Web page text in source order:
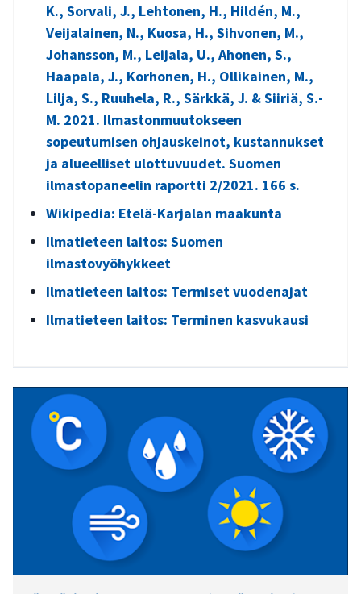
K., Sorvali, J., Lehtonen, H., Hildén, M.,
Veijalainen, N., Kuosa, H., Sihvonen, M.,
Johansson, M., Leijala, U., Ahonen, S.,
Haapala, J., Korhonen, H., Ollikainen, M.,
Lilja, S., Ruuhela, R., Särkkä, J. & Siiriä, S.-
M. 2021. Ilmastonmuutokseen
sopeutumisen ohjauskeinot, kustannukset
ja alueelliset ulottuvuudet. Suomen
ilmastopaneelin raportti 2/2021. 166 s.
Wikipedia: Etelä-Karjalan maakunta
Ilmatieteen laitos: Suomen
ilmastovyöhykkeet
Ilmatieteen laitos: Termiset vuodenajat
Ilmatieteen laitos: Terminen kasvukausi